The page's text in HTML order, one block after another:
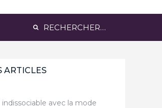
ARTICLES
avec la mode